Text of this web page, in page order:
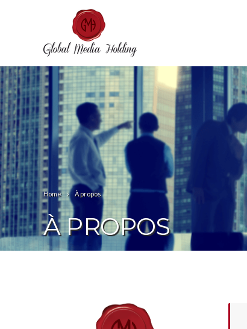
Home À propos
À PROPOS